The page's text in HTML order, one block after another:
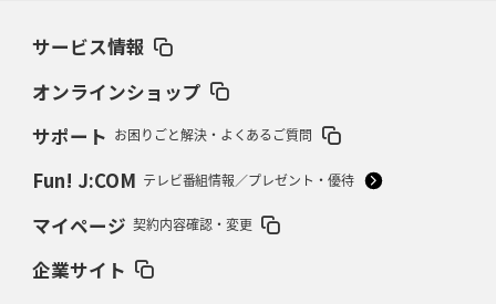
2026年2月19日(木)更新
37年女子W杯招致への課題と期待
2026年2月12日(木)更新
2026年2月5日(木)更新
占い方
サービス情報
オンラインショップ
サポート お困りごと解決・よくあるご質問
Fun! J:COM テレビ番組情報／プレゼント・優待
マイページ 契約内容確認・変更
企業サイト